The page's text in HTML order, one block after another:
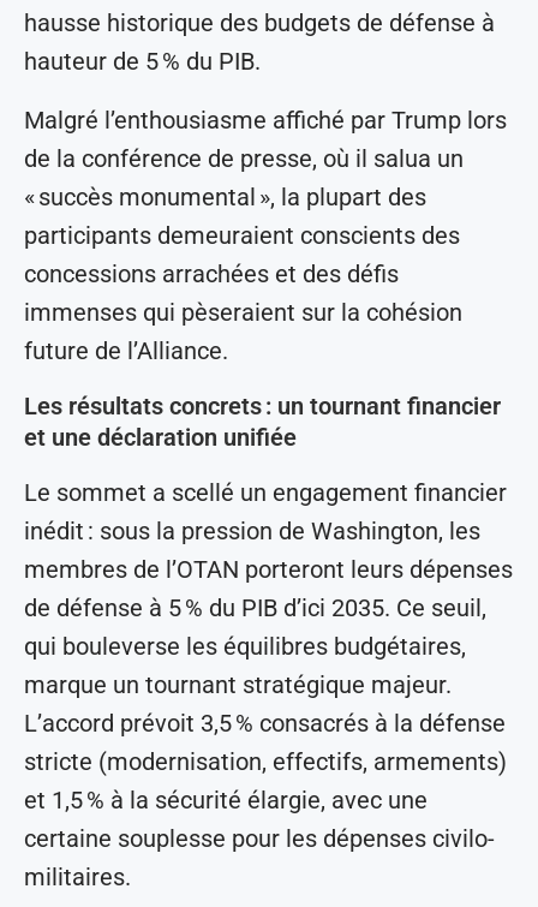
hausse historique des budgets de défense à
hauteur de 5 % du PIB.
Malgré l’enthousiasme affiché par Trump lors
de la conférence de presse, où il salua un
« succès monumental », la plupart des
participants demeuraient conscients des
concessions arrachées et des défis
immenses qui pèseraient sur la cohésion
future de l’Alliance.
Les résultats concrets : un tournant financier
et une déclaration unifiée
Le sommet a scellé un engagement financier
inédit : sous la pression de Washington, les
membres de l’OTAN porteront leurs dépenses
de défense à 5 % du PIB d’ici 2035. Ce seuil,
qui bouleverse les équilibres budgétaires,
marque un tournant stratégique majeur.
L’accord prévoit 3,5 % consacrés à la défense
stricte (modernisation, effectifs, armements)
et 1,5 % à la sécurité élargie, avec une
certaine souplesse pour les dépenses civilo-
militaires.